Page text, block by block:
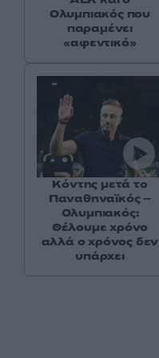
Ολυμπιακός που
παραμένει
«αφεντικό»
Κόντης μετά το
Παναθηναϊκός –
Ολυμπιακός:
Θέλουμε χρόνο
αλλά ο χρόνος δεν
υπάρχει